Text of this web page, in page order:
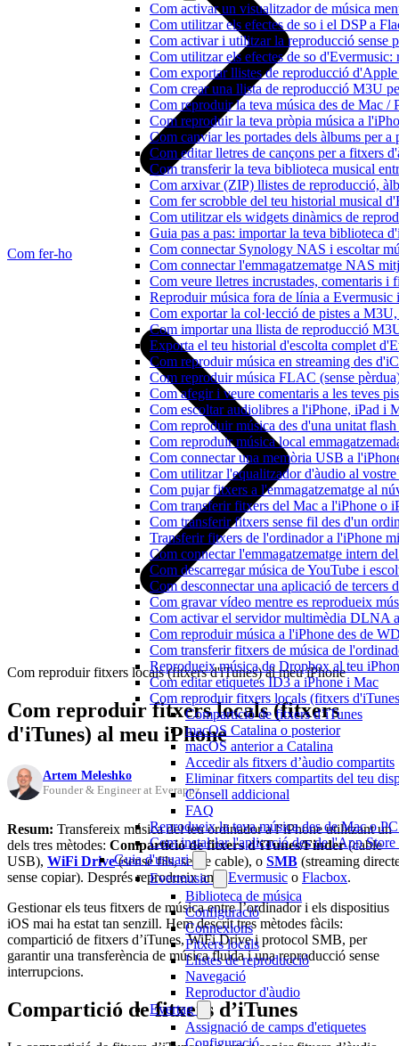
Com activar un visualitzador de música
Com utilitzar els efectes de so i el DSP a
Com activar i utilitzar la reproducció sense
Com utilitzar els efectes de so
Com exportar llistes de reproducció
Com crear una llista de reproducció M3U
Com reproduir la teva música des de
Com reproduir la teva pròpia música a
Com canviar les portades dels àlbums per
Com editar lletres de cançons per a fitxers
Com transferir la teva biblioteca musical
Com arxivar (ZIP) llistes de reproducció,
Com fer scrobble del teu historial musical
Com utilitzar els widgets dinàmics de
Guia pas a pas: importar la teva biblioteca
Com connectar Synology NAS i escoltar
Com connectar l'emmagatzematge NAS
Com veure lletres incrustades, comentaris
Reproduir música fora de línia a
Com exportar la col·lecció de pistes a
Com importar una llista de reproducció
Exporta el teu historial d'escolta complet
Com reproduir música en streaming des
Com reproduir música FLAC (sense
Com afegir i veure comentaris a les teves
Com escoltar audiolibres a l'iPhone, iPad i
Com reproduir música des d'una unitat
Com reproduir música local
Com connectar una memòria USB a
Com utilitzar l'equalitzador d'àudio al
Com pujar fitxers a l'emmagatzematge al
Com transferir fitxers del Mac a l'iPhone o
Com transferir fitxers sense fil des d'un
Transferir fitxers de l'ordinador a l'iPhone
Com connectar l'emmagatzematge intern
Com descarregar música de YouTube i
Com desconnectar una aplicació de tercers
Com gravar vídeo mentre es reprodueix
Com activar el servidor multimèdia DLNA
Com reproduir música a l'iPhone des de
Com transferir fitxers de música de
Reprodueix música de Dropbox al teu
Com editar etiquetes ID3 a iPhone i Mac
Com reproduir fitxers locals (fitxers
Compartició de fitxers d’iTunes
macOS Catalina o posterior
macOS anterior a Catalina
Accedir als fitxers d’àudio compartits
Eliminar fitxers compartits del teu
Consell addicional
FAQ
Reprodueix la teva música des de Mac o
Com instal·lar l'aplicació des de l'App
Guia d'usuari
Evermusic
Biblioteca de música
Configuració
Connexions
Fitxers locals
Llistes de reproducció
Navegació
Reproductor d'àudio
Evertag
Assignació de camps d'etiquetes
Configuració
Com fer-ho
Com reproduir fitxers locals (fitxers d'iTunes) al meu iPhone
Com reproduir fitxers locals (fitxers
d'iTunes) al meu iPhone
Artem Meleshko
Founder & Engineer at Everappz
Resum: Transfereix música del teu ordinador a l’iPhone utilitzant un
dels tres mètodes: Compartició de fitxers d’iTunes/Finder(cable
USB), WiFi Drive(sense fils, sense cable), o SMB (streaming
sense copiar). Després reprodueix ambEvermusic o Flacbox.
Gestionar els teus fitxers de música entre l’ordinador i els dispositius
iOS mai ha estat tan senzill. Hem descrit tres mètodes fàcils:
compartició de fitxers d’iTunes, WiFi Drive i protocol SMB, per
garantir una transferència de música fluida i una reproducció sense
interrupcions.
Compartició de fitxers d’iTunes